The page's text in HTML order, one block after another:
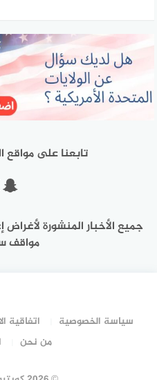
تابعنا على مواقع
جميع الأخبار المنشورة
مواقف
سياسة الخصوصية اتفاقية
من نحن